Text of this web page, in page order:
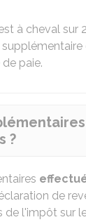
à cheval sur
paie.
?
de
de l'impôt sur